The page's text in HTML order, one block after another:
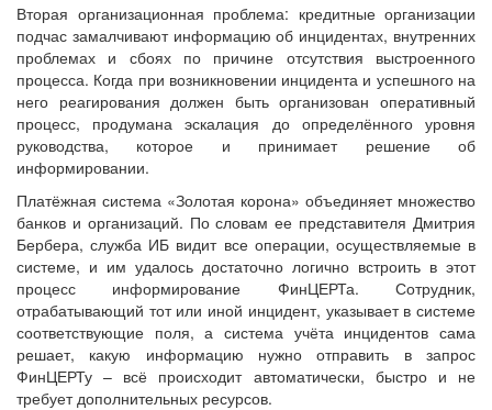
Вторая организационная проблема: кредитные организации
подчас замалчивают информацию об инцидентах, внутренних
проблемах и сбоях по причине отсутствия выстроенного
процесса. Когда при возникновении инцидента и успешного на
него реагирования должен быть организован оперативный
процесс, продумана эскалация до определённого уровня
руководства, которое и принимает решение об
информировании.
Платёжная система «Золотая корона» объединяет множество
банков и организаций. По словам ее представителя Дмитрия
Бербера, служба ИБ видит все операции, осуществляемые в
системе, и им удалось достаточно логично встроить в этот
процесс информирование ФинЦЕРТа. Сотрудник,
отрабатывающий тот или иной инцидент, указывает в системе
соответствующие поля, а система учёта инцидентов сама
решает, какую информацию нужно отправить в запрос
ФинЦЕРТу – всё происходит автоматически, быстро и не
требует дополнительных ресурсов.